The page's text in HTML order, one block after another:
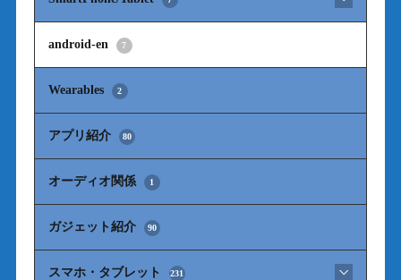
android-en 7
Wearables 2
アプリ紹介 80
オーディオ関係 1
ガジェット紹介 90
スマホ・タブレット 231